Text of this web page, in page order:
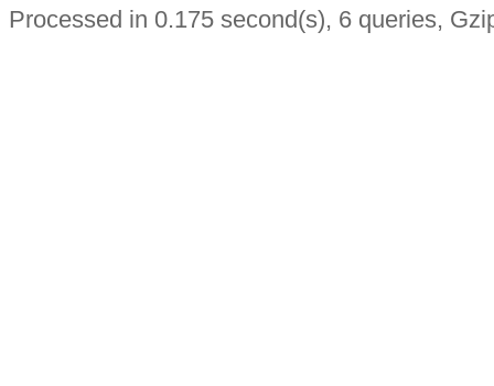
Processed in 0.175 second(s), 6 queries,